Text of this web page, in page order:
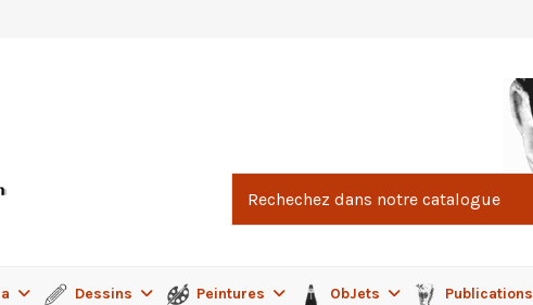
Dessins Peintures ObJets Publications